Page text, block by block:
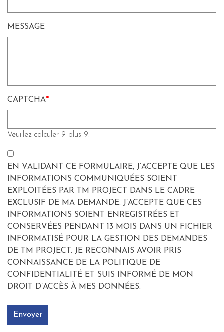
MESSAGE
CAPTCHA*
Veuillez calculer 9 plus 9.
EN VALIDANT CE FORMULAIRE, J’ACCEPTE QUE LES
INFORMATIONS COMMUNIQUÉES SOIENT
EXPLOITÉES PAR TM PROJECT DANS LE CADRE
EXCLUSIF DE MA DEMANDE. J’ACCEPTE QUE CES
INFORMATIONS SOIENT ENREGISTRÉES ET
CONSERVÉES PENDANT 13 MOIS DANS UN FICHIER
INFORMATISÉ POUR LA GESTION DES DEMANDES
DE TM PROJECT. JE RECONNAIS AVOIR PRIS
CONNAISSANCE DE LA POLITIQUE DE
CONFIDENTIALITÉ ET SUIS INFORMÉ DE MON
DROIT D’ACCÈS À MES DONNÉES.